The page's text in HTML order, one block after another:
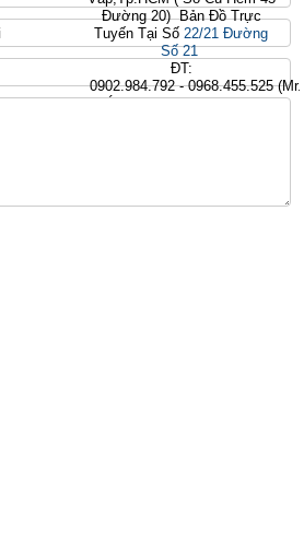
Đường 20) Bản Đồ Trực
Tuyến Tại Số22/21 Đường
Số 21
ĐT:
0902.984.792 - 0968.455.525 (Mr.
Thắng) ĐTB: (08)66.758.279-